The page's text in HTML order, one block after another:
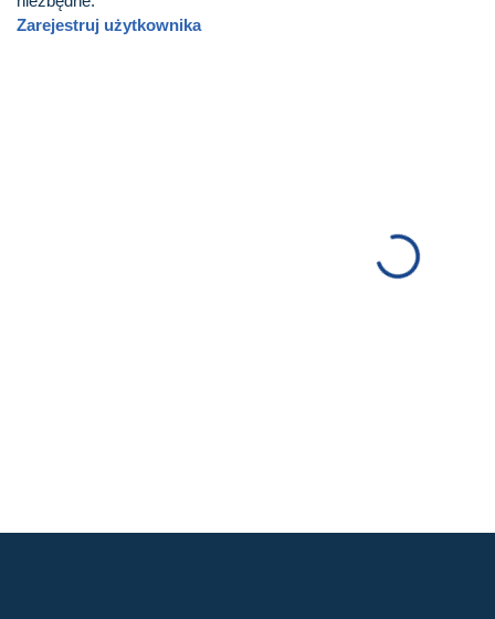
Zarejestruj użytkownika